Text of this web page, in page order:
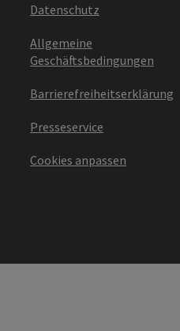
Datenschutz
Allgemeine
Geschäftsbedingungen
Barrierefreiheitserklärung
Presseservice
Cookies anpassen